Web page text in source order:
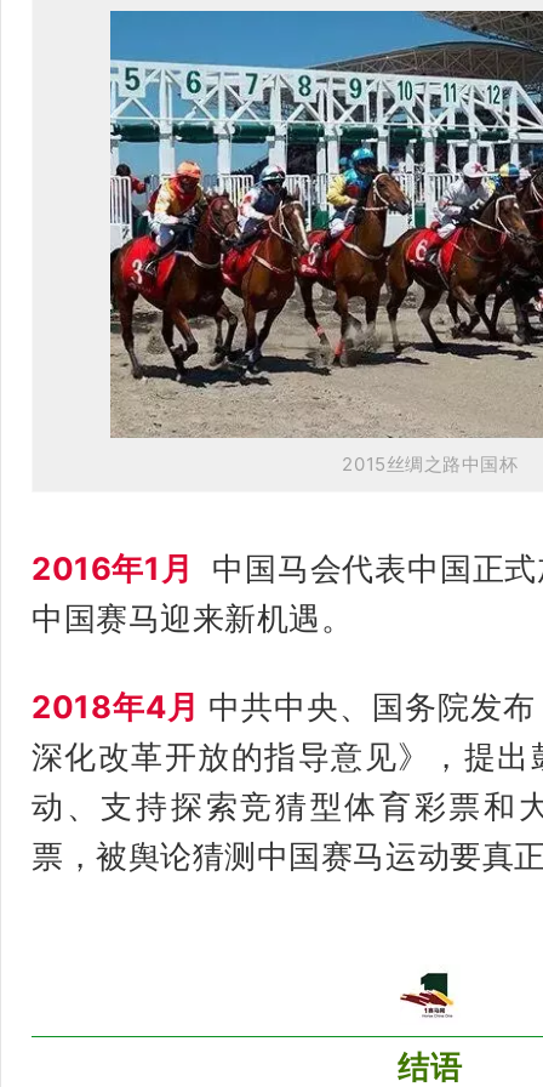
2015丝绸之路中国杯
2016年1月
中国马会代表中国正
中国赛马迎来新机遇。
2018年4月 中共中央、国务院发
深化改革开放的指导意见》，提
动、支持探索竞猜型体育彩票和
票，被舆论猜测中国赛马运动要真
结语